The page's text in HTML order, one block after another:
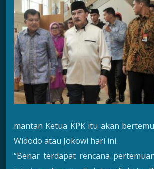
mantan Ketua KPK itu akan
Widodo atau Jokowi hari ini.
“Benar terdapat rencana